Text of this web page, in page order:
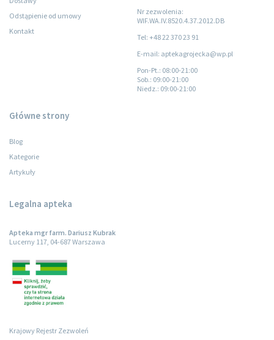
Odstąpienie od umowy
Kontakt
Nr zezwolenia:
WIF.WA.IV.8520.4.37.2012.DB
Tel: +48 22 370 23 91
E-mail: aptekagrojecka@wp.pl
Pon-Pt.: 08:00-21:00
Sob.: 09:00-21:00
Niedz.: 09:00-21:00
Główne strony
Blog
Kategorie
Artykuły
Legalna apteka
Apteka mgr farm. Dariusz Kubrak
Lucerny 117, 04-687 Warszawa
Krajowy Rejestr Zezwoleń